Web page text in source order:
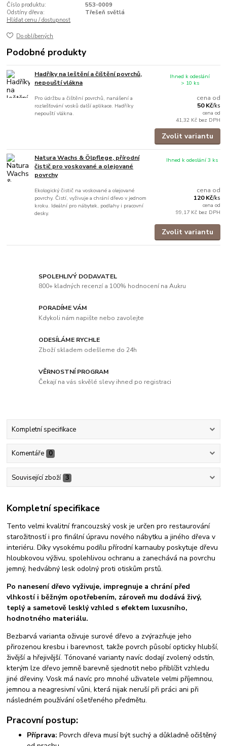
Číslo produktu:
553-0009
Odstíny dřeva:
Třešeň světlá
Hlídat cenu / dostupnost
Do oblíbených
Podobné produkty
Hadříky na leštění a čištění povrchů,
nepouští vlákna
Pro údržbu a čištění povrchů, nanášení a
rozlešťování vosků další aplikace. Hadříky
nepouští vlákna.
cena od
50 Kč/ks
cena od
41,32 Kč bez DPH
Ihned k odeslání
> 10 ks
Zvolit variantu
Natura Wachs & Ölpflege, přírodní
čistič pro voskované a olejované
povrchy
Ekologický čistič na voskované a olejované
povrchy. Čistí, vyživuje a chrání dřevo v jednom
kroku. Ideální pro nábytek, podlahy i pracovní
desky.
cena od
120 Kč/ks
cena od
99,17 Kč bez DPH
Ihned k odeslání 3 ks
Zvolit variantu
SPOLEHLIVÝ DODAVATEL
800+ kladných recenzí a 100% hodnocení na Aukru
PORADÍME VÁM
Kdykoli nám napište nebo zavolejte
ODESÍLÁME RYCHLE
Zboží skladem odešleme do 24h
VĚRNOSTNÍ PROGRAM
Čekají na vás skvělé slevy ihned po registraci
Kompletní specifikace
Komentáře 0
Související zboží 3
Kompletní specifikace
Tento velmi kvalitní francouzský vosk je určen pro restaurování
starožitností i pro finální úpravu nového nábytku a jiného dřeva v
interiéru. Díky vysokému podílu přírodní karnauby poskytuje dřevu
hloubkovou výživu, spolehlivou ochranu a zanechává na povrchu
jemný, hedvábný lesk odolný proti otiskům prstů.
Po nanesení dřevo vyživuje, impregnuje a chrání před
vlhkostí i běžným opotřebením, zároveň mu dodává živý,
teplý a sametově lesklý vzhled s efektem luxusního,
hodnotného materiálu.
Bezbarvá varianta oživuje surové dřevo a zvýrazňuje jeho
přirozenou kresbu i barevnost, takže povrch působí opticky hlubší,
živější a hřejivější. Tónované varianty navíc dodají zvolený odstín,
kterým lze dřevo jemně barevně sjednotit nebo přiblížit vzhledu
jiné dřeviny. Vosk má navíc pro mnohé uživatele velmi příjemnou,
jemnou a neagresivní vůni, která nijak neruší při práci ani při
následném používání ošetřeného předmětu.
Pracovní postup:
Příprava: Povrch dřeva musí být suchý a důkladně očištěný